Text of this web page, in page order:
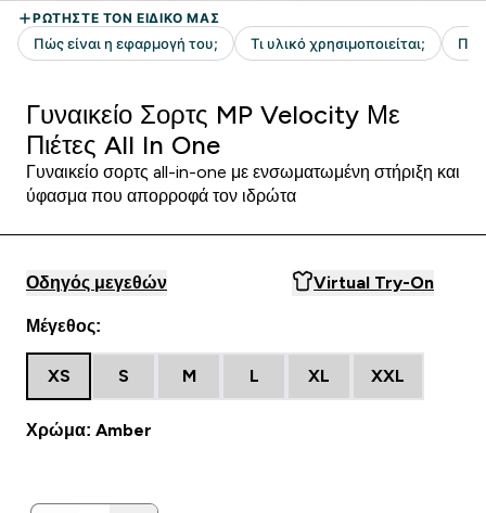
Γυναικείο Σορτς MP Velocity Με
Πιέτες All In One
Γυναικείο σορτς all-in-one με ενσωματωμένη στήριξη και
ύφασμα που απορροφά τον ιδρώτα
Οδηγός μεγεθών Virtual Try-On
Μέγεθος:
XS S M L XL XXL
Χρώμα: Amber